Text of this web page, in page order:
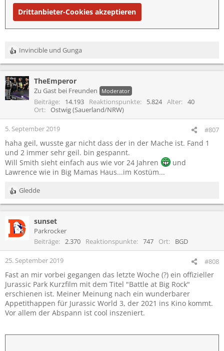
Drittanbieter-Cookies akzeptieren
R
e
k
t
i
n
:
Invincible und Gunga
TheEmperor
Zu Gast bei Freunden Moderator
Beiträge 14.193 Reaktionspunkte 5.824 Alter
40
Ort
Ostwig (Sauerland/NRW)
5. September 2019 #807
haha geil, wusste gar nicht dass der in der Mache ist. Fand 1
und 2 immer sehr geil. bin gespannt.
Will Smith sieht einfach aus wie vor 24 Jahren
und
Lawrence wie in Big Mamas Haus...im Kostüm...
R
e
k
i
o
n
n
:
Gledde
sunset
Parkrocker
Beiträge
2.370 Reaktionspunkte 747 Ort BGD
25. September 2019 #808
Fast an mir vorbei gegangen das letzte Woche (?) ein offizieller
Jurassic Park Kurzfilm mit dem Titel "Battle at Big Rock"
erschienen ist. Meiner Meinung nach ein wunderbarer
Appetithappen für Jurassic World 3, der 2021 ins Kino kommt.
Vor allem der Abspann ist cool inszeniert.